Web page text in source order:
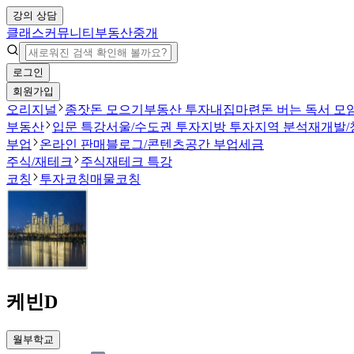
강의 상담
클래스커뮤니티 부동산중개
로그인
회원가입
오리지널 종잣돈 모으기 부동산 투자내집마련 돈 버는 독서 모
부동산
입문 특강서울/수도권 투자지방 투자지역 분석재개발/
부업
온라인 판매 블로그/콘텐츠공간 부업세금
주식/재테크
주식재테크 특강
코칭
투자코칭매물코칭
케빈D
월부학교